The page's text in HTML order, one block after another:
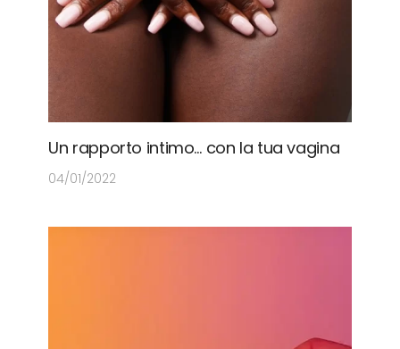
Un rapporto intimo… con la tua vagina
04/01/2022